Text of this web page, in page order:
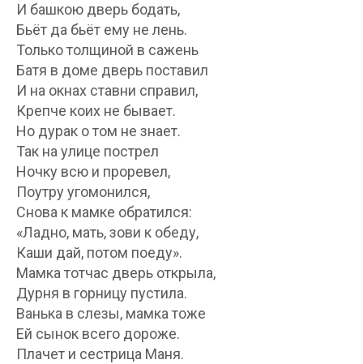
И башкою дверь бодать,
Бьёт да бьёт ему не лень.
Только толщиной в сажень
Батя в доме дверь поставил
И на окнах ставни справил,
Крепче коих не бывает.
Но дурак о том не знает.
Так на улице пострел
Ночку всю и проревел,
Поутру угомонился,
Снова к мамке обратился:
«Ладно, мать, зови к обеду,
Каши дай, потом поеду».
Мамка тотчас дверь открыла,
Дурня в горницу пустила.
Ванька в слезы, мамка тоже
Ей сынок всего дороже.
Плачет и сестрица Маня.